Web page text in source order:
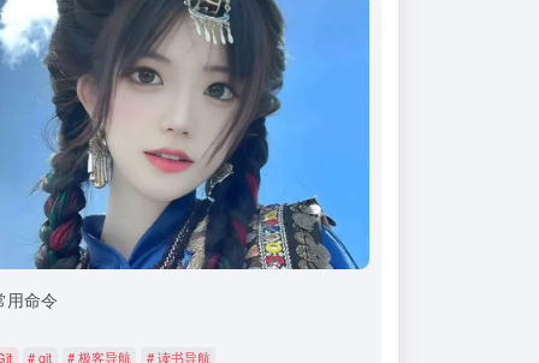
用命令
# git # 极客导航 # 读书导航